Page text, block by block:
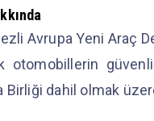
Avrupa Yeni Araç
otomobillerin
Birliği dahil olmak